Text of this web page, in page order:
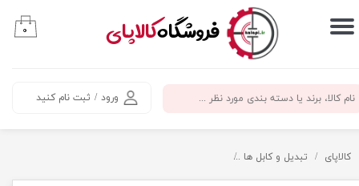
​فروشگاهکالاپای
ورود / ثبت نام کنید
حساب کاربری من
سفارشات
۰
کالاپای تبدیل و کابل ها